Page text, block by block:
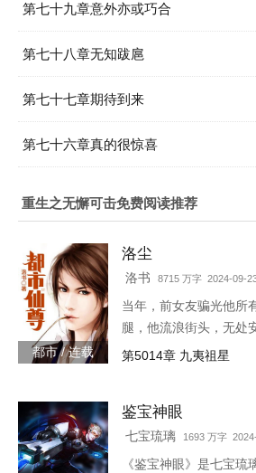
第七十九章意外亦或巧合
第七十八章无知跋扈
第七十七章期待到来
第七十六章真的很惊喜
重生之无懈可击免费阅读推荐
都市 / 连载
洛尘
洛书 8715 万字 2024-09-
当年，前女友骗光他所
腿，他流浪街头，无处
来，一人可挡千万敌！
第5014章 九夷祖星
鉴宝神眼
七宝琉璃 1693 万字
《鉴宝神眼》是七宝